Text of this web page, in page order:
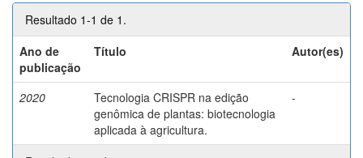
Resultado 1-1 de 1.
Ano de
publicação
Título Autor(es)
2020
Tecnologia CRISPR na edição
genômica de plantas: biotecnologia
aplicada à agricultura.
-